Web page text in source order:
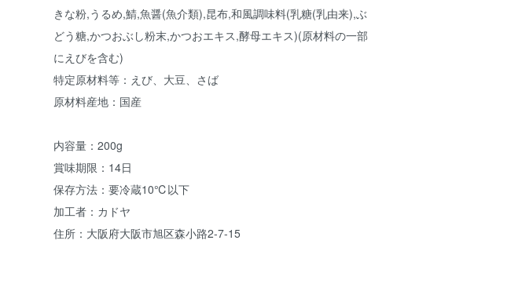
きな粉,うるめ,鯖,魚醤(魚介類),昆布,和風調味料(乳糖(乳由来),ぶ
どう糖,かつおぶし粉末,かつおエキス,酵母エキス)(原材料の一部
にえびを含む)
特定原材料等：えび、大豆、さば
原材料産地：国産
内容量：200g
賞味期限：14日
保存方法：要冷蔵10℃以下
加工者：カドヤ
住所：大阪府大阪市旭区森小路2-7-15